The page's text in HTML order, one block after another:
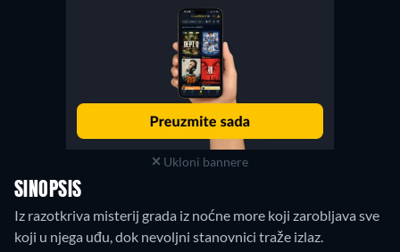
Ukloni bannere
SINOPSIS
Iz razotkriva misterij grada iz noćne more koji zarobljava sve
koji u njega uđu, dok nevoljni stanovnici traže izlaz.